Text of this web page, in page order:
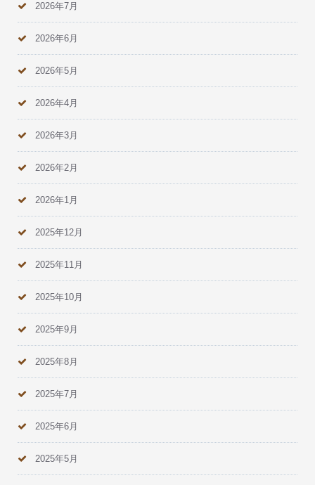
2026年7月
2026年6月
2026年5月
2026年4月
2026年3月
2026年2月
2026年1月
2025年12月
2025年11月
2025年10月
2025年9月
2025年8月
2025年7月
2025年6月
2025年5月